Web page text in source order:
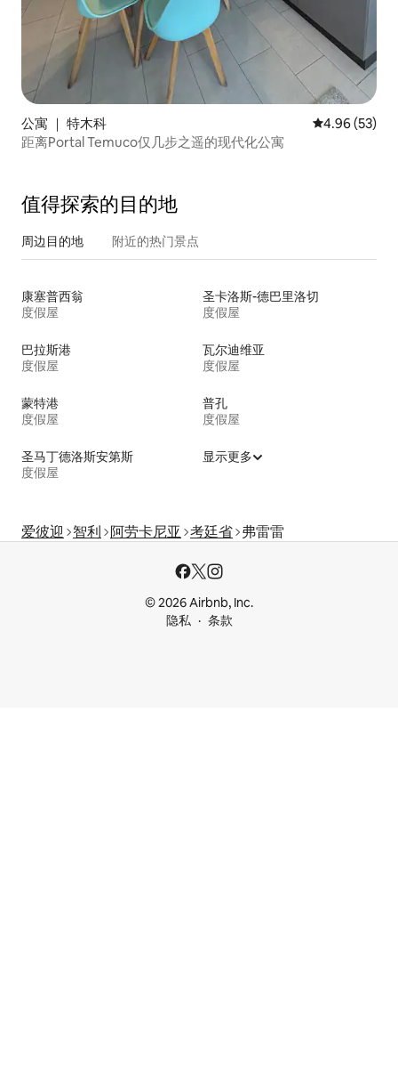
公寓 ｜ 特木科 平均评分
4.96 (53)
距离Portal Temuco仅几步之遥的现代化公寓
值得探索的目的地
周边目的地 附近的热门景点
康塞普西翁
度假屋
圣卡洛斯-德巴里洛切
度假屋
巴拉斯港
度假屋
瓦尔迪维亚
度假屋
蒙特港
度假屋
普孔
度假屋
圣马丁德洛斯安第斯
度假屋
显示更多
爱彼迎 智利 阿劳卡尼亚 考廷省 弗雷雷
© 2026 Airbnb, Inc.
隐私
条款